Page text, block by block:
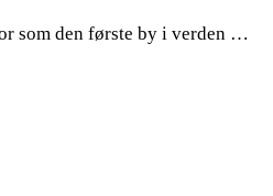
som den første by i verden …